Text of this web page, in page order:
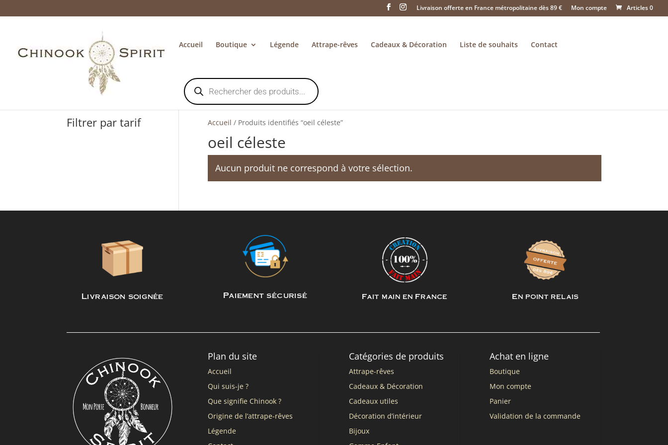
Livraison offerte en France métropolitaine dès 89 € Mon compte Articles 0
Accueil Boutique Légende Attrape-rêves Cadeaux & Décoration Liste de souhaits Contact
Recherche
de
produits
Accueil / Produits identifiés “oeil céleste”
oeil céleste
Aucun produit ne correspond à votre sélection.
Filtrer par tarif
Livraison soignée Paiement sécurisé Fait main en France En point relais
Plan du site
Accueil
Qui suis-je ?
Que signifie Chinook ?
Origine de l’attrape-rêves
Légende
Catégories de produits
Attrape-rêves
Cadeaux & Décoration
Cadeaux utiles
Décoration d’intérieur
Bijoux
Achat en ligne
Boutique
Mon compte
Panier
Validation de la commande